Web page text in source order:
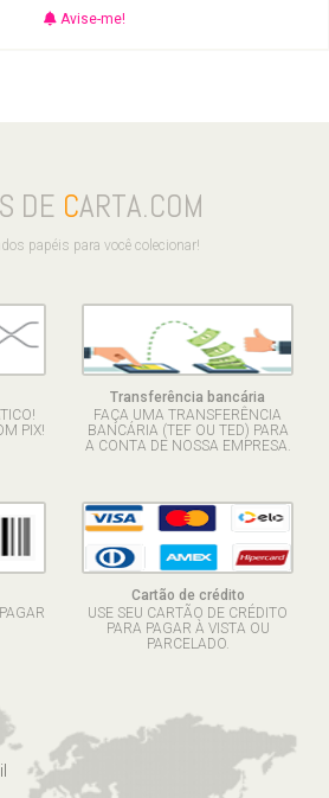
Avise-me!
DE CARTA.COM
papéis para você colecionar!
PIX!
Transferência bancária
FAÇA UMA TRANSFERÊNCIA
BANCÁRIA (TEF OU TED) PARA
A CONTA DE NOSSA EMPRESA.
Cartão de crédito
USE SEU CARTÃO DE CRÉDITO
PARA PAGAR À VISTA OU
PARCELADO.